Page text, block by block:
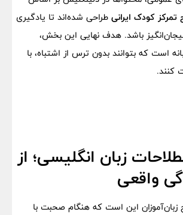
کودک ایرانی طراحی شده‌اند تا یادگیری
باشد. هدف نهایی این بخش،
است که بتوانند بدون ترس از اشتباه، با
کنند.
زبان انگلیسی؛ از
واقعی
زبان‌آموزان این است که هنگام صحبت با